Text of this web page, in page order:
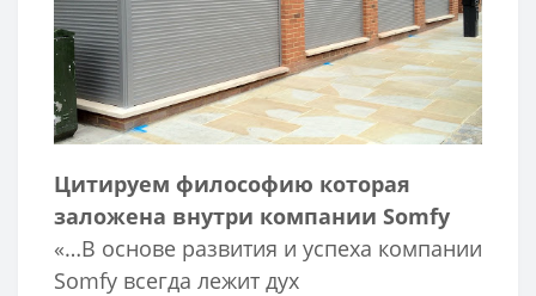
Цитируем философию которая
заложена внутри компании Somfy
«…В основе развития и успеха компании
Somfy всегда лежит дух